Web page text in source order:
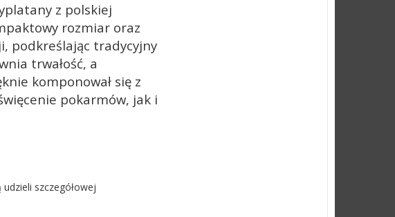
z polskiej
rozmiar oraz
podkreślając tradycyjny
trwałość, a
komponował się z
pokarmów, jak i
szczegółowej